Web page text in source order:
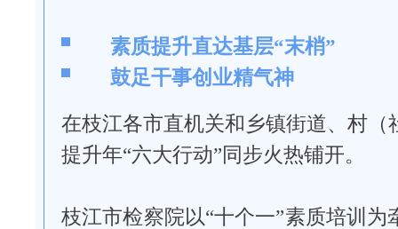
素质提升直达基层“末梢”
鼓足干事创业精气神
在枝江各市直机关和乡镇街道、村（
提升年“六大行动”同步火热铺开。
枝江市检察院以“十个一”素质培训为